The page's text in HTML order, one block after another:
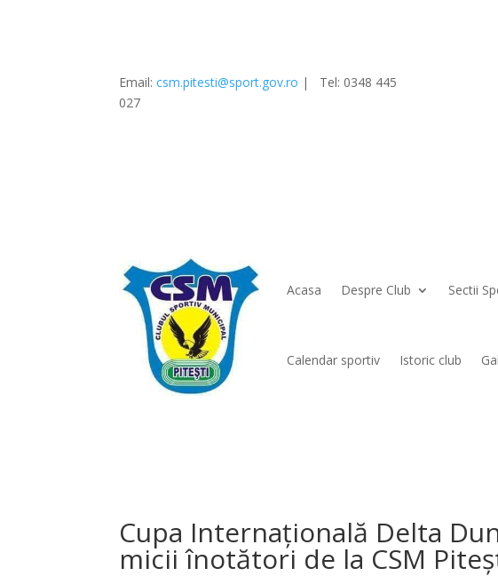
Email:csm.pitesti@sport.gov.ro | Tel: 0348 445
027
Acasa Despre Club Sectii
Calendar sportiv Istoric club
Cupa Internaţională Delta
micii înotători de la CSM